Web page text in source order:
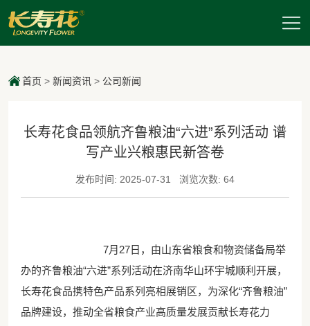
首页 > 新闻资讯> 公司新闻
长寿花食品领航齐鲁粮油“六进”系列活动 谱
写产业兴粮惠民新答卷
发布时间: 2025-07-31 浏览次数: 64
7月27日，由山东省粮食和物资储备局举
办的齐鲁粮油“六进”系列活动在济南华山环宇城顺利开展，
长寿花食品携特色产品系列亮相展销区，为深化“齐鲁粮油”
品牌建设，推动全省粮食产业高质量发展贡献长寿花力